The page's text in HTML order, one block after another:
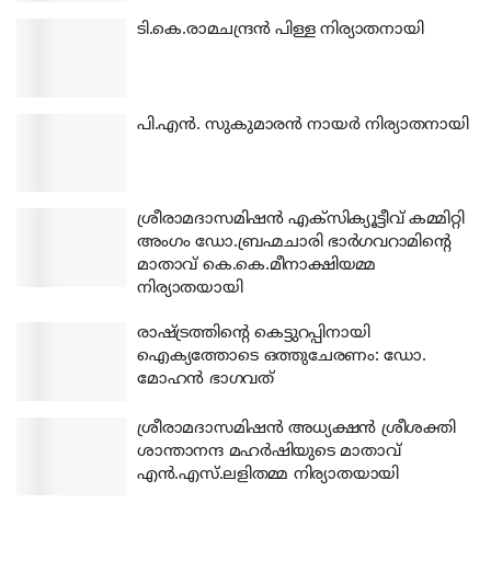
ടി.കെ.രാമചന്ദ്രന്‍ പിള്ള നിര്യാതനായി
പി.എന്‍. സുകുമാരന്‍ നായര്‍ നിര്യാതനായി
ശ്രീരാമദാസമിഷന്‍ എക്‌സിക്യൂട്ടീവ് കമ്മിറ്റി
അംഗം ഡോ.ബ്രഹ്മചാരി ഭാര്‍ഗവറാമിന്റെ
മാതാവ് കെ.കെ.മീനാക്ഷിയമ്മ
നിര്യാതയായി
രാഷ്ട്രത്തിന്റെ കെട്ടുറപ്പിനായി
ഐക്യത്തോടെ ഒത്തുചേരണം: ഡോ.
മോഹന്‍ ഭാഗവത്
ശ്രീരാമദാസമിഷന്‍ അധ്യക്ഷന്‍ ശ്രീശക്തി
ശാന്താനന്ദ മഹര്‍ഷിയുടെ മാതാവ്
എന്‍.എസ്.ലളിതമ്മ നിര്യാതയായി